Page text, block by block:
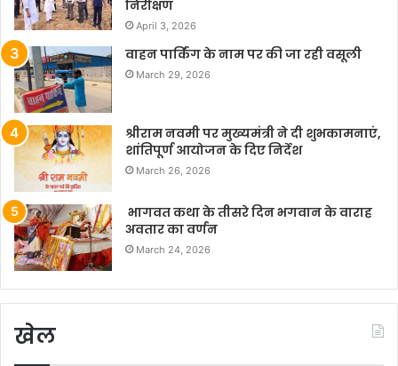
निरीक्षण
April 3, 2026
वाहन पार्किंग के नाम पर की जा रही वसूली
March 29, 2026
श्रीराम नवमी पर मुख्यमंत्री ने दी शुभकामनाएं,
शांतिपूर्ण आयोजन के दिए निर्देश
March 26, 2026
भागवत कथा के तीसरे दिन भगवान के वाराह
अवतार का वर्णन
March 24, 2026
खेल